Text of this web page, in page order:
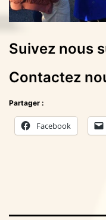
Suivez nous
Contactez
Partager :
Facebook